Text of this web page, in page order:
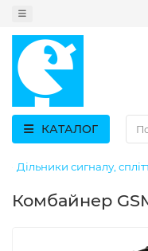
КАТАЛОГ
Дільники сигналу,
Комбайнер